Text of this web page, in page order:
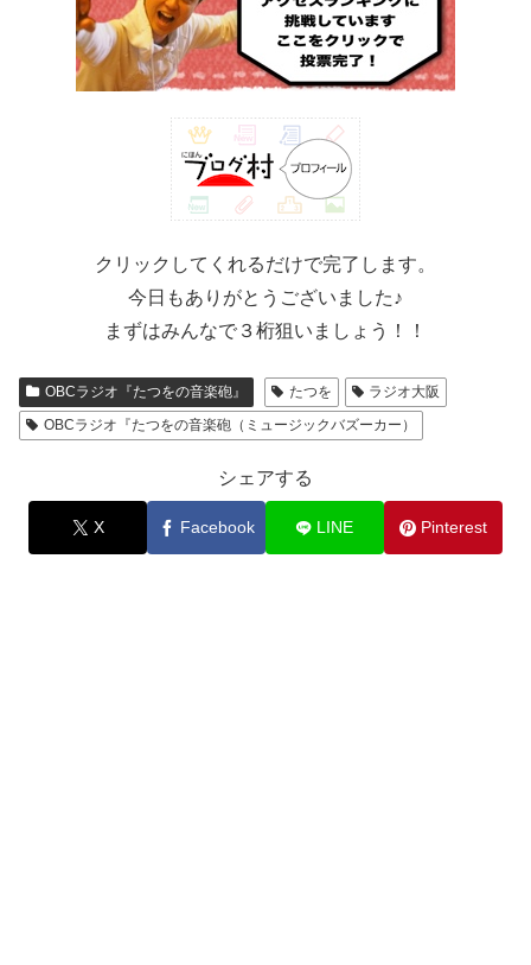
クリックしてくれるだけで完了します。
今日もありがとうございました♪
まずはみんなで３桁狙いましょう！！
OBCラジオ『たつをの音楽砲』 たつを
ラジオ大阪
OBCラジオ『たつをの音楽砲（ミュージックバズーカー）
シェアする
X Facebook LINE Pinterest